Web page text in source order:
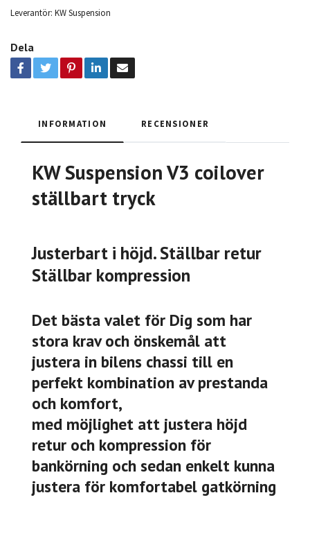
Leverantör: KW Suspension
Dela
INFORMATION RECENSIONER
KW Suspension V3 coilover
ställbart tryck
Justerbart i höjd. Ställbar retur
Ställbar kompression
Det bästa valet för Dig som har
stora krav och önskemål att
justera in bilens chassi till en
perfekt kombination av prestanda
och komfort,
med möjlighet att justera höjd
retur och kompression för
bankörning och sedan enkelt kunna
justera för komfortabel gatkörning